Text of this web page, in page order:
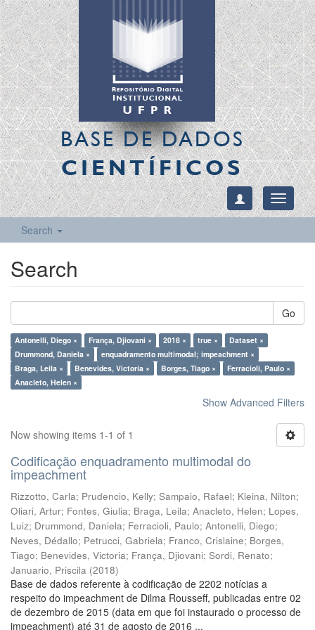
BASE DE DADOS
CIENTÍFICOS
Toggle
Search
Search
Go
Antonelli, Diego × França, Djiovani × 2018 × true ×
Dataset ×
Drummond, Daniela ×
enquadramento multimodal; impeachment ×
Braga, Leila ×
Benevides, Victoria × Borges, Tiago ×
Ferracioli, Paulo ×
Anacleto, Helen ×
Show Advanced Filters
Now showing items 1-1 of 1
Codificação enquadramento multimodal do
impeachment
Rizzotto, Carla; Prudencio, Kelly; Sampaio, Rafael; Kleina, Nilton;
Oliari, Artur; Fontes, Giulia; Braga, Leila; Anacleto, Helen; Lopes,
Luiz; Drummond, Daniela; Ferracioli, Paulo; Antonelli, Diego;
Neves, Dédallo; Petrucci, Gabriela; Franco, Crislaine; Borges,
Tiago; Benevides, Victoria; França, Djiovani; Sordi, Renato;
Januario, Priscila (2018)
Base de dados referente à codificação de 2202 notícias a
respeito do impeachment de Dilma Rousseff, publicadas entre 02
de dezembro de 2015 (data em que foi instaurado o processo de
impeachment) até 31 de agosto de 2016 ...